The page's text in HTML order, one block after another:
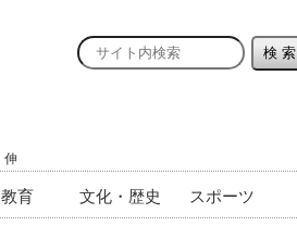
伸
教育 文化・歴史 スポーツ